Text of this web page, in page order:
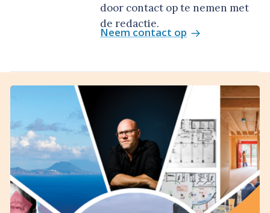
door contact op te nemen met
de redactie.
Neem contact op